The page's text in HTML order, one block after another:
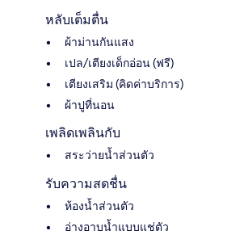
หลับเต็มตื่น
ผ้าม่านกันแสง
เปล/เตียงเด็กอ่อน (ฟรี)
เตียงเสริม (คิดค่าบริการ)
ผ้าปูที่นอน
เพลิดเพลินกับ
สระว่ายน้ำส่วนตัว
รับความสดชื่น
ห้องน้ำส่วนตัว
อ่างอาบน้ำแบบแช่ตัว